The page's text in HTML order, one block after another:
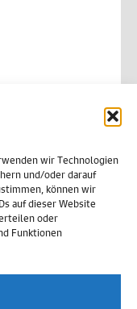
wir Technologien
und/oder darauf
können wir
auf dieser Website
oder
Funktionen